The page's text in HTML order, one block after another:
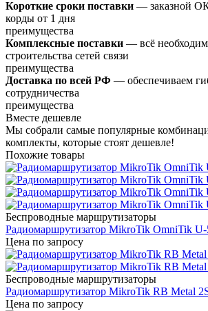
Короткие сроки поставки — заказной
корды от 1 дня
преимущества
Комплексные поставки — всё
строительства сетей связи
преимущества
Доставка по всей РФ — обеспечиваем
сотрудничества
преимущества
Вместе дешевле
Мы собрали самые популярные
комплекты, которые стоят дешевле!
Похожие товары
Беспроводные маршрутизаторы
Радиомаршрутизатор MikroTik OmniTik
Цена по запросу
Беспроводные маршрутизаторы
Радиомаршрутизатор MikroTik RB Metal
Цена по запросу